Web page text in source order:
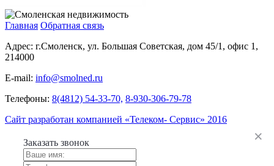
Главная Обратная связь
Адрес: г.Смоленск, ул. Большая Советская, дом 45/1, офис 1,
214000
E-mail: info@smolned.ru
Телефоны: 8(4812) 54-33-70, 8-930-306-79-78
Сайт разработан компанией «Телеком- Сервис» 2016
Заказать звонок